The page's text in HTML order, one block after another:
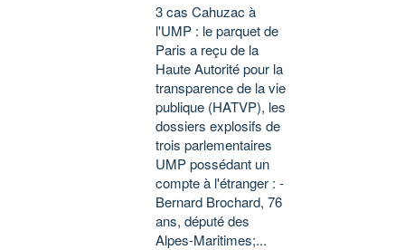
3 cas Cahuzac à
l'UMP : le parquet de
Paris a reçu de la
Haute Autorité pour la
transparence de la vie
publique (HATVP), les
dossiers explosifs de
trois parlementaires
UMP possédant un
compte à l'étranger : -
Bernard Brochard, 76
ans, député des
Alpes-Maritimes;...